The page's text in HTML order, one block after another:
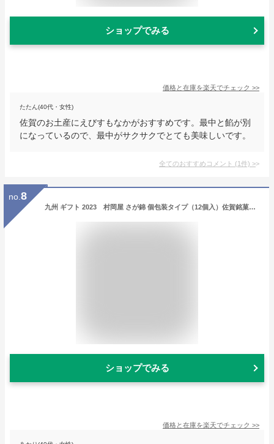
ショップでみる
価格と在庫を楽天でチェック >>
たたん(40代・女性)
佐賀のお土産にえびすもなかがおすすめです。最中と餡が別
になっているので、最中がサクサクでとても美味しいです。
全てのおすすめコメント (1件) >
no. 8
九州 ギフト 2023 村岡屋 さが錦 個包装タイプ（12個入）佐賀銘菓【モンドセレクション4年連続金賞受賞】佐賀錦【佐賀土産】I70Z12【常温】
ショップでみる
価格と在庫を楽天でチェック >>